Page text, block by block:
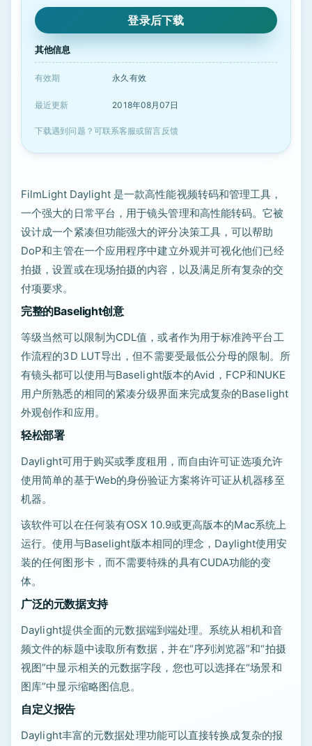
登录后下载
其他信息
有效期 永久有效
最近更新 2018年08月07日
下载遇到问题？可联系客服或留言反馈
FilmLight Daylight 是一款高性能视频转码和管理工具，
一个强大的日常平台，用于镜头管理和高性能转码。它被
设计成一个紧凑但功能强大的评分决策工具，可以帮助
DoP和主管在一个应用程序中建立外观并可视化他们已经
拍摄，设置或在现场拍摄的内容，以及满足所有复杂的交
付项要求。
完整的Baselight创意
等级当然可以限制为CDL值，或者作为用于标准跨平台工
作流程的3D LUT导出，但不需要受最低公分母的限制。所
有镜头都可以使用与Baselight版本的Avid，FCP和NUKE
用户所熟悉的相同的紧凑分级界面来完成复杂的Baselight
外观创作和应用。
轻松部署
Daylight可用于购买或季度租用，而自由许可证选项允许
使用简单的基于Web的身份验证方案将许可证从机器移至
机器。
该软件可以在任何装有OSX 10.9或更高版本的Mac系统上
运行。使用与Baselight版本相同的理念，Daylight使用安
装的任何图形卡，而不需要特殊的具有CUDA功能的变
体。
广泛的元数据支持
Daylight提供全面的元数据端到端处理。系统从相机和音
频文件的标题中读取所有数据，并在“序列浏览器”和“拍摄
视图”中显示相关的元数据字段，您也可以选择在“场景和
图库”中显示缩略图信息。
自定义报告
Daylight丰富的元数据处理功能可以直接转换成复杂的报